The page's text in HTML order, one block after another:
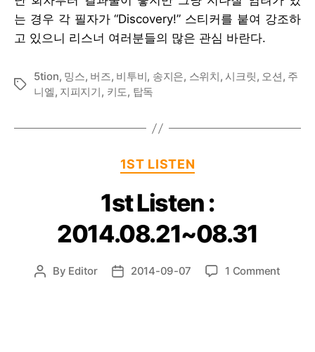
는 경우 각 필자가 “Discovery!” 스티커를 붙여 강조하
고 있으니 리스너 여러분들의 많은 관심 바란다.
Tags
5tion, 밍스, 버즈, 비투비, 송지은, 스위치,시크릿, 오션, 주
니엘, 지피지기, 키도, 탑독
Categories
1ST LISTEN
1st Listen :
2014.08.21~08.31
Post
By Editor
Post2014-09-07 1 Commenton